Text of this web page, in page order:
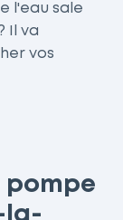
l'eau sale
Il va
vos
la-